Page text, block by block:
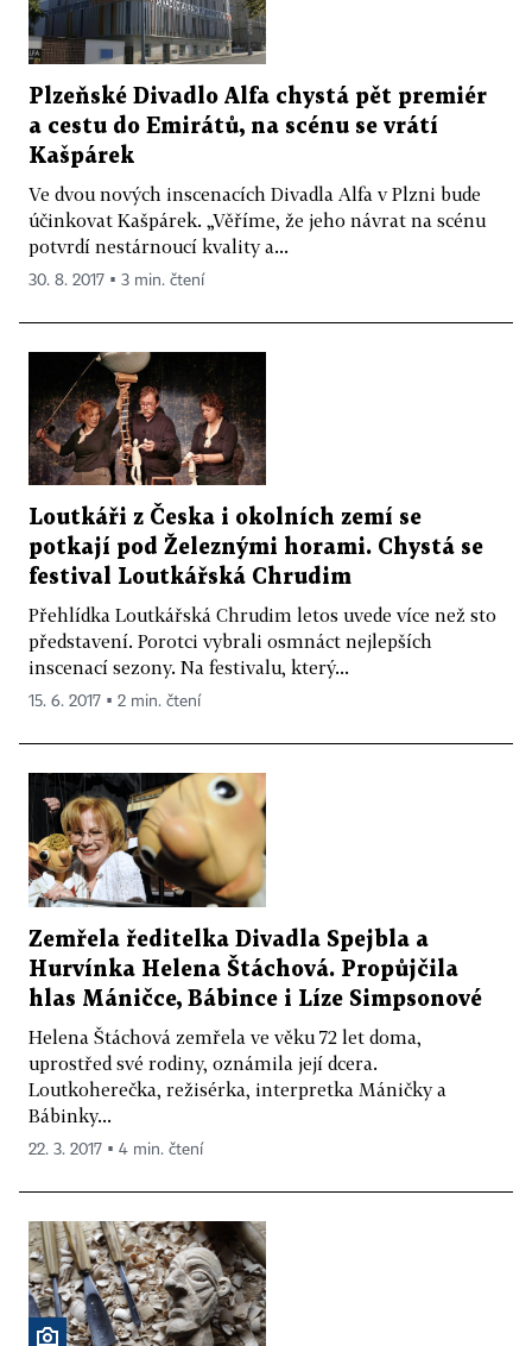
Plzeňské Divadlo Alfa chystá pět premiér
a cestu do Emirátů, na scénu se vrátí
Kašpárek
Ve dvou nových inscenacích Divadla Alfa v Plzni bude
účinkovat Kašpárek. „Věříme, že jeho návrat na scénu
potvrdí nestárnoucí kvality a...
30. 8. 2017 ▪ 3 min. čtení
Loutkáři z Česka i okolních zemí se
potkají pod Železnými horami. Chystá se
festival Loutkářská Chrudim
Přehlídka Loutkářská Chrudim letos uvede více než sto
představení. Porotci vybrali osmnáct nejlepších
inscenací sezony. Na festivalu, který...
15. 6. 2017 ▪ 2 min. čtení
Zemřela ředitelka Divadla Spejbla a
Hurvínka Helena Štáchová. Propůjčila
hlas Máničce, Bábince i Líze Simpsonové
Helena Štáchová zemřela ve věku 72 let doma,
uprostřed své rodiny, oznámila její dcera.
Loutkoherečka, režisérka, interpretka Máničky a
Bábinky...
22. 3. 2017 ▪ 4 min. čtení